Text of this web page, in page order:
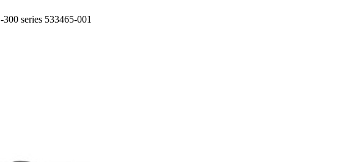
series 533465-001